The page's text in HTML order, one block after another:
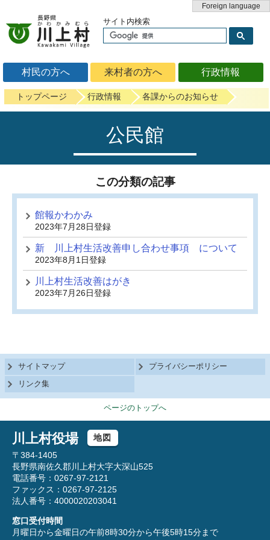
Foreign language
村民の方へ 来村者の方へ 行政情報
サイト内検索
トップページ 行政情報 各課からのお知らせ
公民館
この分類の記事
館報かわかみ
2023年7月28日登録
新 川上村生活改善申し合わせ事項 について
2023年8月1日登録
川上村生活改善はがき
2023年7月26日登録
サイトマップ
プライバシーポリシー
リンク集
ページのトップへ
川上村役場
地図
〒384-1405
長野県南佐久郡川上村大字大深山525
電話番号：0267-97-2121
ファックス：0267-97-2125
法人番号：4000020203041
窓口受付時間
月曜日から金曜日の午前8時30分から午後5時15分まで